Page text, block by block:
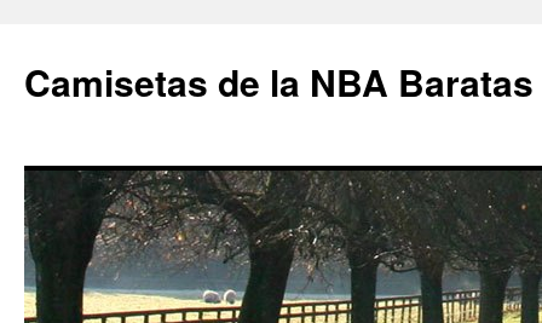
Camisetas de la NBA